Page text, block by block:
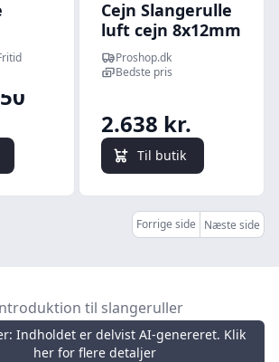
Cejn Slangerulle
luft cejn 8x12mm
17 meter 1/4
Proshop.dk
Bedste pris
2.638 kr.
Til butik
Forrige side Næste side
til slangeruller
Indholdet er delvist AI-genereret. Klik
her for flere detaljer